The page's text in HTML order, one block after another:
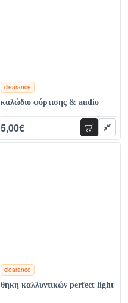
clearance
χρώματα
καλώδιο φόρτισης & audio
5,00€ προσθήκη
clearance
χρώματα
θηκη καλλυντικών perfect light